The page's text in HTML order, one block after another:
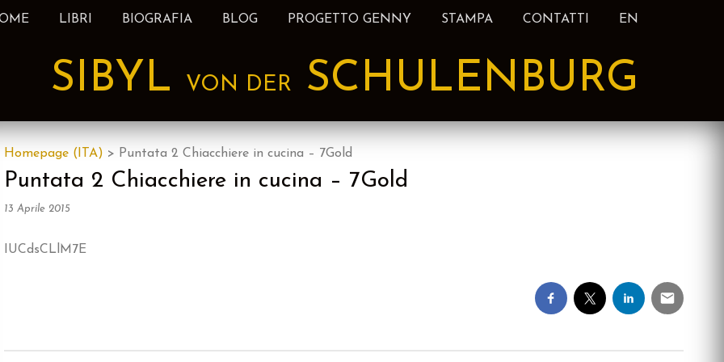
LIBRI BIOGRAFIA BLOG PROGETTO GENNY STAMPA CONTATTI EN
SIBYL VON DER SCHULENBURG
Homepage (ITA) > Puntata 2 Chiacchiere in cucina – 7Gold
Puntata 2 Chiacchiere in cucina – 7Gold
13 Aprile 2015
IUCdsCLlM7E